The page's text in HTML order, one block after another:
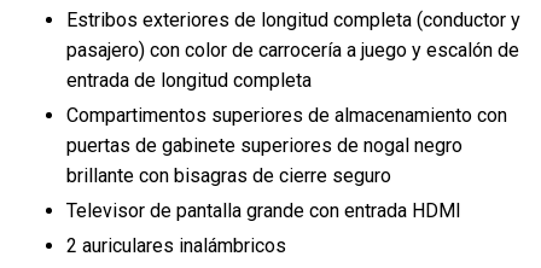
Estribos exteriores de longitud completa (conductor y
pasajero) con color de carrocería a juego y escalón de
entrada de longitud completa
Compartimentos superiores de almacenamiento con
puertas de gabinete superiores de nogal negro
brillante con bisagras de cierre seguro
Televisor de pantalla grande con entrada HDMI
2 auriculares inalámbricos